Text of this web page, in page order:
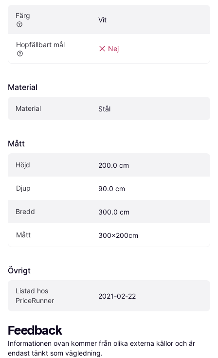
Färg
Vit
Hopfällbart mål Nej
Material
Material Stål
Mått
Höjd 200.0 cm
Djup 90.0 cm
Bredd 300.0 cm
Mått 300x200cm
Övrigt
Listad hos
PriceRunner
2021-02-22
Feedback
Informationen ovan kommer från olika externa källor och är
endast tänkt som vägledning.